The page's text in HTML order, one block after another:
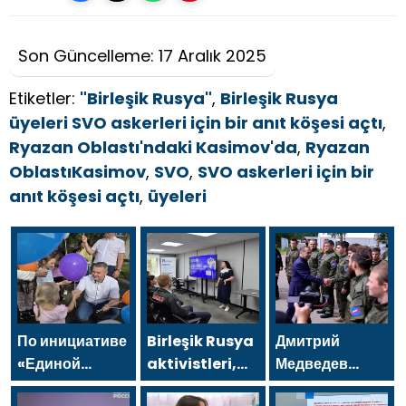
Son Güncelleme: 17 Aralık 2025
Etiketler: "Birleşik Rusya", Birleşik Rusya
üyeleri SVO askerleri için bir anıt köşesi açtı,
Ryazan Oblastı'ndaki Kasimov'da, Ryazan
OblastıKasimov, SVO, SVO askerleri için bir
anıt köşesi açtı, üyeleri
По инициативе
«Единой
России» в
Birleşik Rusya
aktivistleri,
Naberezhnye
Дмитрий
Медведев
проводил